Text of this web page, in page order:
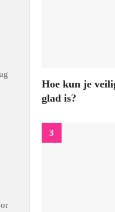
Hoe kun je
glad is?